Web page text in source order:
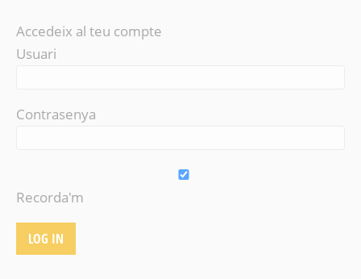
Accedeix al teu compte
Usuari
Contrasenya
Recorda'm